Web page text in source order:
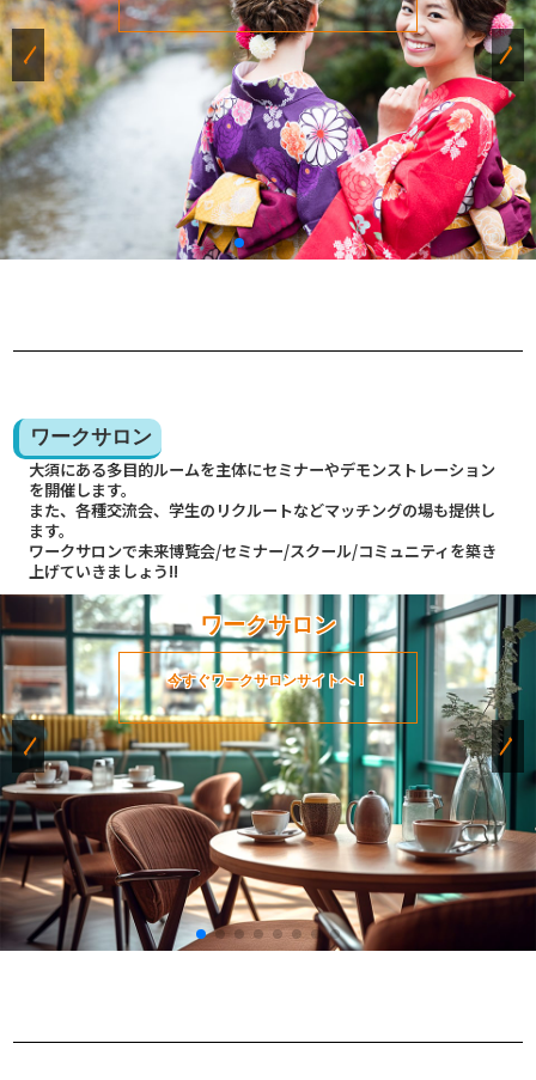
ワークサロン
大須にある多目的ルームを主体にセミナーやデモンストレーション
を開催します。
また、各種交流会、学生のリクルートなどマッチングの場も提供し
ます。
ワークサロンで未来博覧会/セミナー/スクール/コミュニティを築き
上げていきましょう!!
ワークサロン
今すぐワークサロンサイトへ！